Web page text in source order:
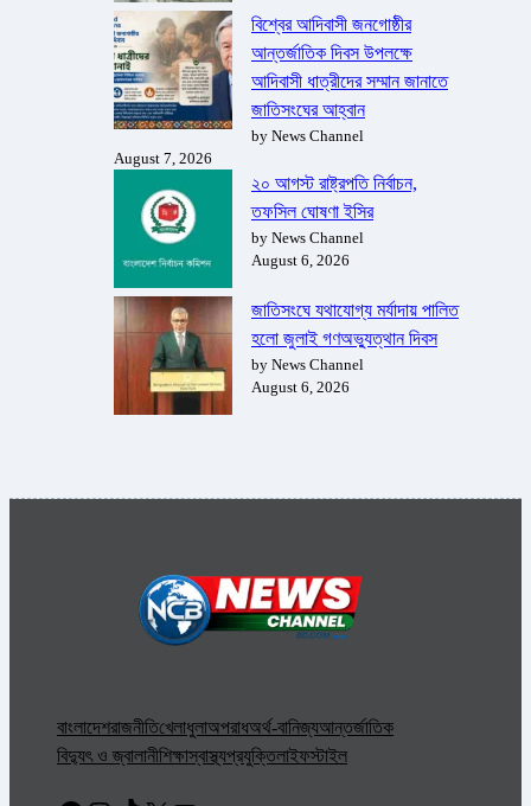
বিশ্বের আদিবাসী জনগোষ্ঠীর
আন্তর্জাতিক দিবস উপলক্ষে
আদিবাসী ধাত্রীদের সম্মান জানাতে
জাতিসংঘের আহ্বান
by News Channel
August 7, 2026
২০ আগস্ট রাষ্ট্রপতি নির্বাচন,
তফসিল ঘোষণা ইসির
by News Channel
August 6, 2026
জাতিসংঘে যথাযোগ্য মর্যাদায় পালিত
হলো জুলাই গণঅভ্যুত্থান দিবস
by News Channel
August 6, 2026
বাংলাদেশরাজনীতিখেলাধুলাঅপরাধঅর্থ-বানিজ্যআন্তর্জাতিক
বিদ্যুৎ ও জ্বালানীশিক্ষাস্বাস্থ্যপ্রযুক্তিলাইফস্টাইল